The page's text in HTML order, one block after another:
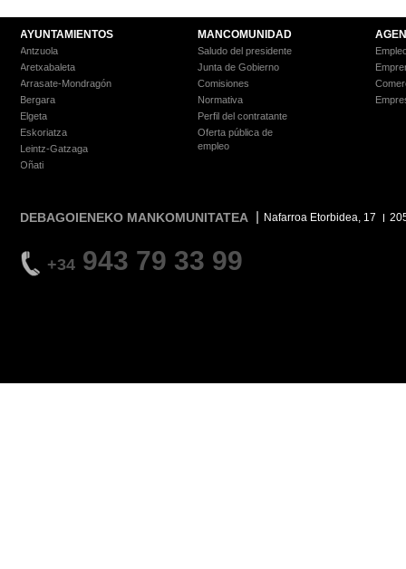
AYUNTAMIENTOS
Antzuola
Aretxabaleta
Arrasate-Mondragón
Bergara
Elgeta
Eskoriatza
Leintz-Gatzaga
Oñati
MANCOMUNIDAD
Saludo del presidente
Junta de Gobierno
Comisiones
Normativa
Perfil del contratante
Oferta pública de
empleo
DEBAGOIENEKO MANKOMUNITATEA Nafarroa Etorbidea, 17
+34 943 79 33 99